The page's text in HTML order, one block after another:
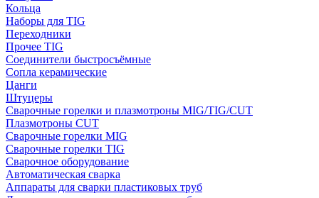
Кольца
Наборы для TIG
Переходники
Прочее TIG
Соединители быстросъёмные
Сопла керамические
Цанги
Штуцеры
Сварочные горелки и плазмотроны MIG/TIG/CUT
Плазмотроны CUT
Сварочные горелки MIG
Сварочные горелки TIG
Сварочное оборудование
Автоматическая сварка
Аппараты для сварки пластиковых труб